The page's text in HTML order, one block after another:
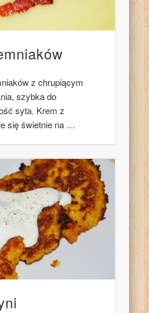
z chrupiącym
szybka do
syta. Krem z
się świetnie na …